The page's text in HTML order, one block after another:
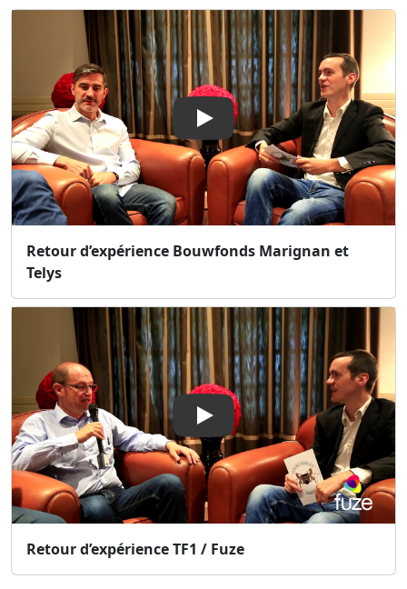
Play
Retour d’expérience Bouwfonds Marignan et
Telys
Play
Retour d’expérience TF1 / Fuze